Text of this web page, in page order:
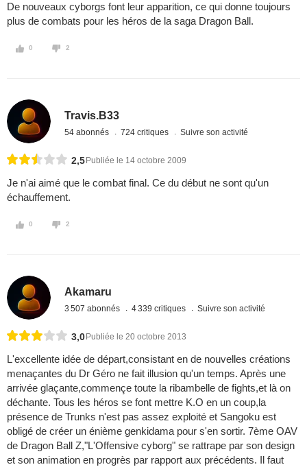
De nouveaux cyborgs font leur apparition, ce qui donne toujours
plus de combats pour les héros de la saga Dragon Ball.
0 2
Travis.B33
54 abonnés 724 critiques Suivre son activité
2,5 Publiée le 14 octobre 2009
Je n'ai aimé que le combat final. Ce du début ne sont qu'un
échauffement.
0 2
Akamaru
3 507 abonnés 4 339 critiques Suivre son activité
3,0 Publiée le 20 octobre 2013
L'excellente idée de départ,consistant en de nouvelles créations
menaçantes du Dr Géro ne fait illusion qu'un temps. Après une
arrivée glaçante,commençe toute la ribambelle de fights,et là on
déchante. Tous les héros se font mettre K.O en un coup,la
présence de Trunks n'est pas assez exploité et Sangoku est
obligé de créer un énième genkidama pour s'en sortir. 7ème OAV
de Dragon Ball Z,"L'Offensive cyborg" se rattrape par son design
et son animation en progrès par rapport aux précédents. Il faut